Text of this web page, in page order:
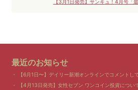
【3月1日発売】サンキュ！4月号「
最近のお知らせ
【6月1日〜】デイリー新潮オンラインでコメントし
【4月13日発売】女性セブン ワンコイン投資につい